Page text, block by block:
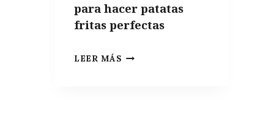
para hacer patatas
fritas perfectas
LEER MÁS PATATA